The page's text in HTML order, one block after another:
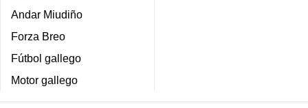
Andar Miudiño
Forza Breo
Fútbol gallego
Motor gallego